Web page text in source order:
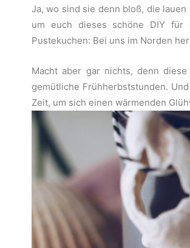
Ja, wo sind sie denn bloß, die
um euch dieses schöne DIY für
Pustekuchen: Bei uns im Norden
Macht aber gar nichts, denn
gemütliche Frühherbststunden.
Zeit, um sich einen wärmenden